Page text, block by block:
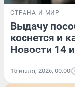
СТРАНА И МИР
Выдачу
коснется и
Новости 14
15 июля, 2026, 00:00